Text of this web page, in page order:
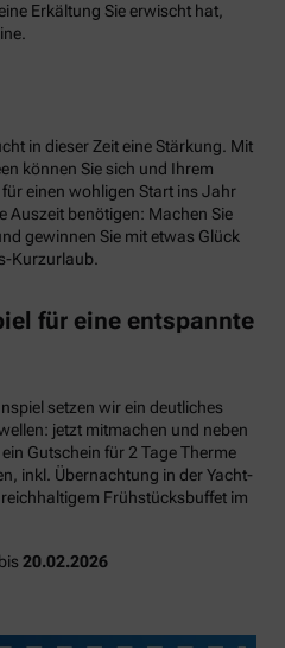
Erkältung Sie erwischt hat,
in dieser Zeit eine Stärkung. Mit
können Sie sich und Ihrem
einen wohligen Start ins Jahr
Auszeit benötigen: Machen Sie
gewinnen Sie mit etwas Glück
Kurzurlaub.
für eine entspannte
setzen wir ein deutliches
jetzt mitmachen und neben
Gutschein für 2 Tage Therme
inkl. Übernachtung in der Yacht-
Frühstücksbuffet im
bis 20.02.2026